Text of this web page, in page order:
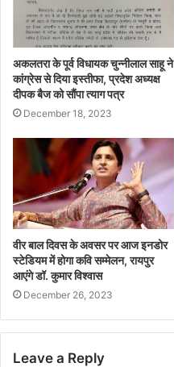
अकलतरा के पूर्व विधायक चुन्नीलाल साहू ने
कांग्रेस से दिया इस्तीफा, प्रदेश अध्यक्ष
दीपक बैज को सौंपा त्याग पत्र
December 18, 2023
वीर बाल दिवस के अवसर पर आज इनडोर
स्टेडियम में होगा कवि सम्मेलन, रायपुर
आएंगे डॉ. कुमार विश्वास
December 26, 2023
Leave a Reply